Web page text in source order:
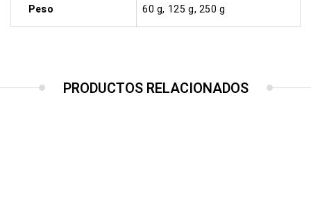
Peso 60 g, 125 g, 250 g
PRODUCTOS RELACIONADOS